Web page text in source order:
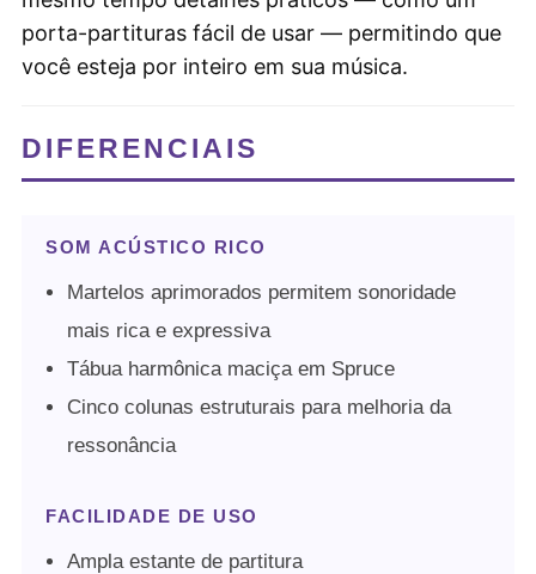
porta-partituras fácil de usar — permitindo que
você esteja por inteiro em sua música.
DIFERENCIAIS
SOM ACÚSTICO RICO
Martelos aprimorados permitem sonoridade
mais rica e expressiva
Tábua harmônica maciça em Spruce
Cinco colunas estruturais para melhoria da
ressonância
FACILIDADE DE USO
Ampla estante de partitura